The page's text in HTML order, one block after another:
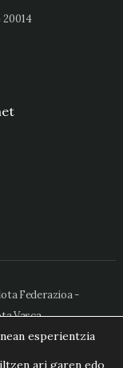
Federazioa -
Vasca
esperientzia
ari garen edo